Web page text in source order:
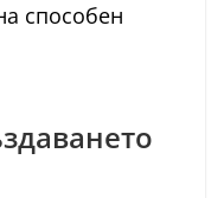
способен